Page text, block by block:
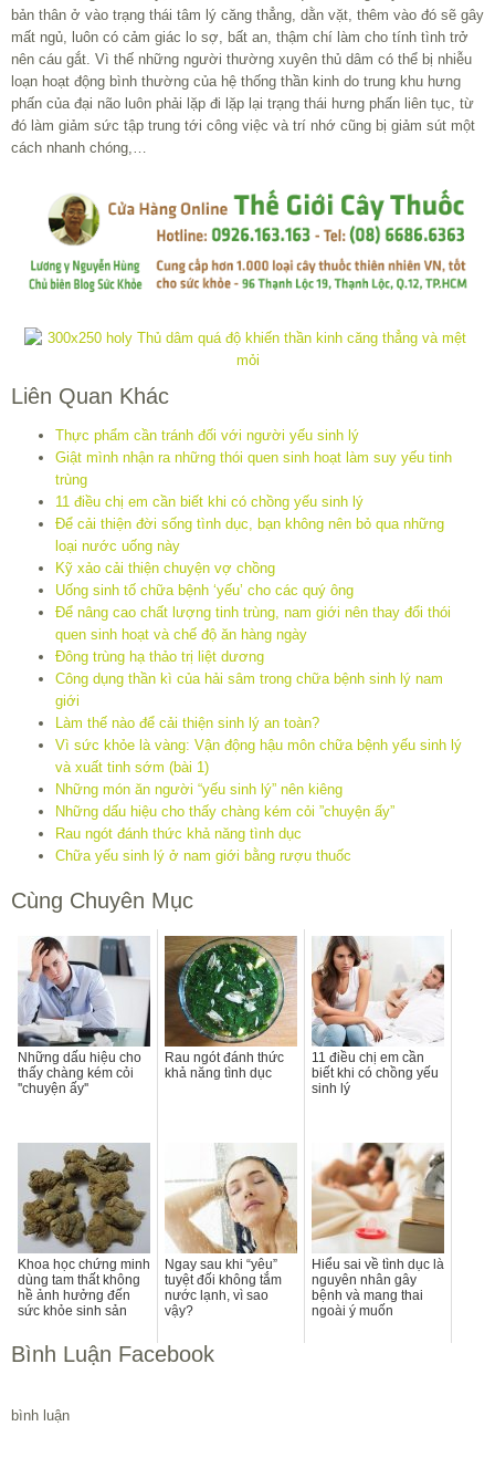
bản thân ở vào trạng thái tâm lý căng thẳng, dằn vặt, thêm vào đó sẽ gây
mất ngủ, luôn có cảm giác lo sợ, bất an, thậm chí làm cho tính tình trở
nên cáu gắt. Vì thế những người thường xuyên thủ dâm có thể bị nhiễu
loạn hoạt động bình thường của hệ thống thần kinh do trung khu hưng
phấn của đại não luôn phải lặp đi lặp lại trạng thái hưng phấn liên tục, từ
đó làm giảm sức tập trung tới công việc và trí nhớ cũng bị giảm sút một
cách nhanh chóng,…
Liên Quan Khác
Thực phẩm cần tránh đối với người yếu sinh lý
Giật mình nhận ra những thói quen sinh hoạt làm suy yếu tinh
trùng
11 điều chị em cần biết khi có chồng yếu sinh lý
Để cải thiện đời sống tình dục, bạn không nên bỏ qua những
loại nước uống này
Kỹ xảo cải thiện chuyện vợ chồng
Uống sinh tố chữa bệnh ‘yếu’ cho các quý ông
Để nâng cao chất lượng tinh trùng, nam giới nên thay đổi thói
quen sinh hoạt và chế độ ăn hàng ngày
Đông trùng hạ thảo trị liệt dương
Công dụng thần kì của hải sâm trong chữa bệnh sinh lý nam
giới
Làm thế nào để cải thiện sinh lý an toàn?
Vì sức khỏe là vàng: Vận động hậu môn chữa bệnh yếu sinh lý
và xuất tinh sớm (bài 1)
Những món ăn người “yếu sinh lý” nên kiêng
Những dấu hiệu cho thấy chàng kém cỏi ”chuyện ấy”
Rau ngót đánh thức khả năng tình dục
Chữa yếu sinh lý ở nam giới bằng rượu thuốc
Cùng Chuyên Mục
Những dấu hiệu cho
thấy chàng kém cỏi
''chuyện ấy''
Rau ngót đánh thức
khả năng tình dục
11 điều chị em cần
biết khi có chồng yếu
sinh lý
Khoa học chứng minh
dùng tam thất không
hề ảnh hưởng đến
sức khỏe sinh sản
Ngay sau khi “yêu”
tuyệt đối không tắm
nước lạnh, vì sao
vậy?
Hiểu sai về tình dục là
nguyên nhân gây
bệnh và mang thai
ngoài ý muốn
Bình Luận Facebook
bình luận